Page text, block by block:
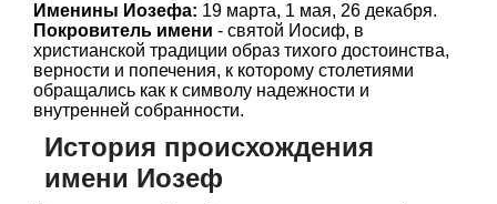
Именины Иозефа: 19 марта, 1 мая, 26 декабря.
Покровитель имени - святой Иосиф, в
христианской традиции образ тихого достоинства,
верности и попечения, к которому столетиями
обращались как к символу надежности и
внутренней собранности.
История происхождения
имени Иозеф